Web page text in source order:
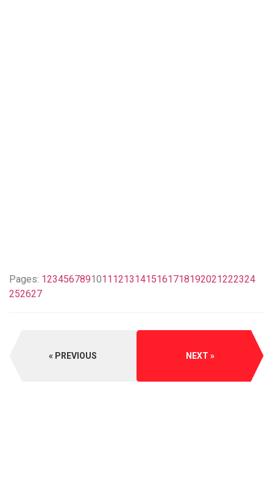
Pages: 123456789101112131415161718192021222324
252627
PREVIOUS NEXT